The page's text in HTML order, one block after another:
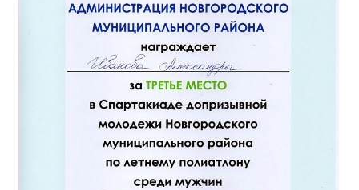
РФ
Главное управление по контролю за оборотом
Общероссийская база вакансий "Работа в
Сбербанк Онлайн - оплачивайте
образовательные услуги